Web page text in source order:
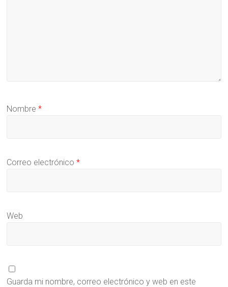
Nombre*
Correo electrónico*
Web
Guarda mi nombre, correo electrónico y web en este